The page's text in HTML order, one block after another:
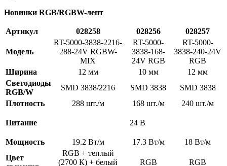
Новинки RGB/RGBW-лент
Артикул 028258 028256 028257
Модель
RT-5000-3838-2216-
288-24V RGBW-
MIX
RT-5000-
3838-168-
24V RGB
RT-5000-
3838-240-24V
RGB
Ширина
12 мм 10 мм
12 мм
Светодиоды
RGB/W
SMD 3838/2216 SMD 3838
SMD 3838
Плотность
288 шт./м 168 шт./м 240 шт./м
Питание 24 В
Мощность 19.2 Вт/м 17.3 Вт/м
18 Вт/м
Цвет
RGB + теплый
(2700 К) + белый
RGB RGB